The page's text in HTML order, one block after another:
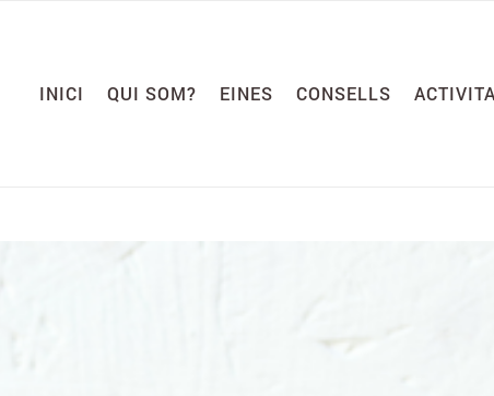
INICI QUI SOM? EINES CONSELLS